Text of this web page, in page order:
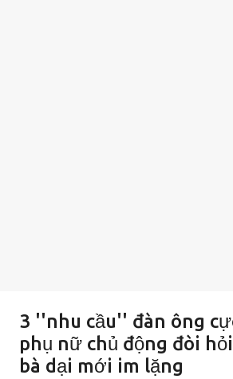
3 ''nhu cầu'' đàn ông
phụ nữ chủ động đòi
bà dại mới im lặng